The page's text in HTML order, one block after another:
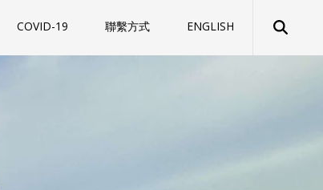
COVID-19 聯繫方式 ENGLISH